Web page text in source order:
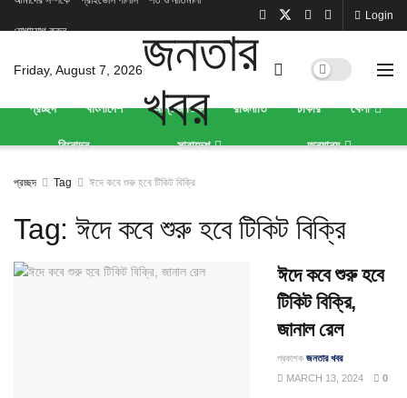
যোগাযোগ করুন
Login
Friday, August 7, 2026
প্রচ্ছদ বাংলাদেশ আন্তর্জাতিক রাজনীতি চাকরি খেলা
বিনোদন সারাদেশ অন্যান্য
প্রচ্ছদ Tag ঈদে কবে শুরু হবে টিকিট বিক্রি
Tag: ঈদে কবে শুরু হবে টিকিট বিক্রি
ঈদে কবে শুরু হবে
টিকিট বিক্রি,
জানাল রেল
প্রকাশক জনতার খবর
MARCH 13, 2024
0